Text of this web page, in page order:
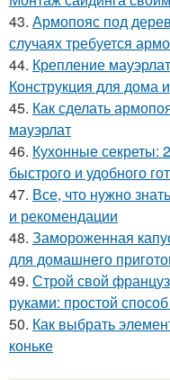
43. Армопояс под
случаях требуется
44. Крепление
Конструкция для дома
45. Как сделать
мауэрлат
46. Кухонные секреты:
быстрого и удобного
47. Все, что нужно
и рекомендации
48. Замороженная
для домашнего
49. Строй свой
руками: простой
50. Как выбрать
коньке